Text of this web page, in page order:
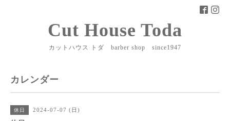
Cut House Toda
カットハウス トダ barber shop since1947
カレンダー
休日 2024-07-07 (日)